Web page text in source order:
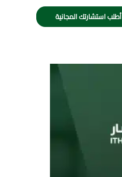
أطلب استشارتك المجانية